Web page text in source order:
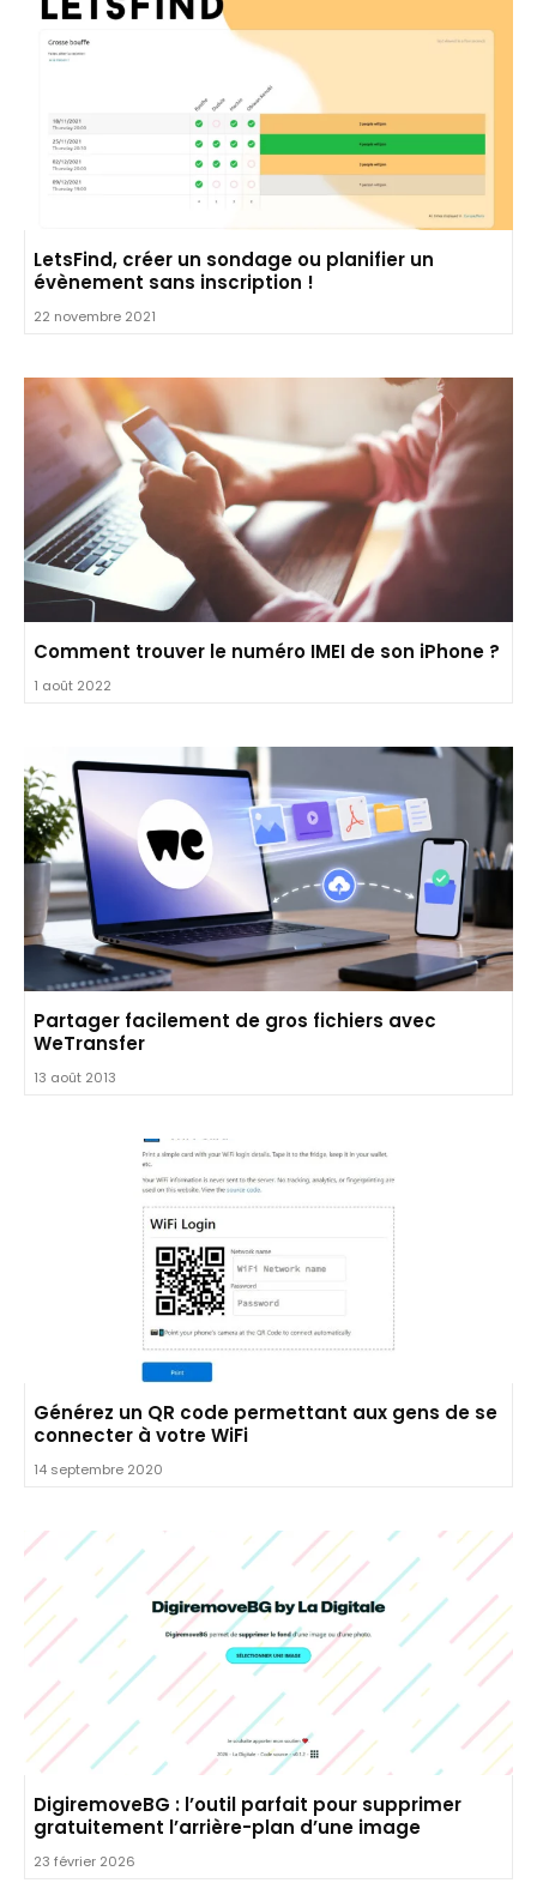
LetsFind, créer un sondage ou planifier un
évènement sans inscription !
22 novembre 2021
Comment trouver le numéro IMEI de son iPhone ?
1 août 2022
Partager facilement de gros fichiers avec
WeTransfer
13 août 2013
Générez un QR code permettant aux gens de se
connecter à votre WiFi
14 septembre 2020
DigiremoveBG : l’outil parfait pour supprimer
gratuitement l’arrière-plan d’une image
23 février 2026